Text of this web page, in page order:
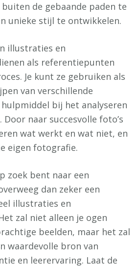
de gebaande paden te
unieke stijl te ontwikkelen.
illustraties en
als referentiepunten
Je kunt ze gebruiken als
van verschillende
bij het analyseren
Door naar succesvolle foto’s
wat werkt en wat niet, en
eigen fotografie.
zoek bent naar een
dan zeker een
illustraties en
zal niet alleen je ogen
beelden, maar het zal
waardevolle bron van
en leerervaring. Laat de